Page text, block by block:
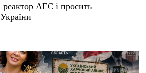
реактор АЕС і просить